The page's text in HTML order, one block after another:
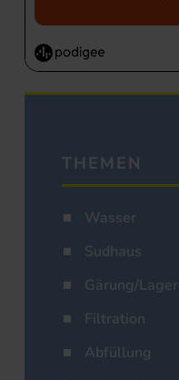
THEMEN
Wasser
Sudhaus
Gärung/
Filtration
Abfüllung